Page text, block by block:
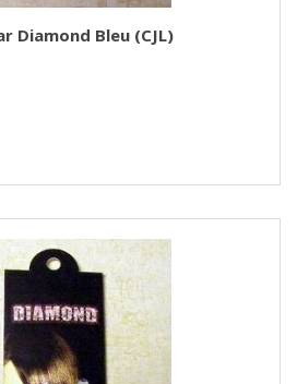
Diamond Bleu (CJL)